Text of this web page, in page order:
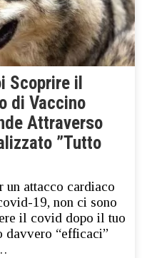
Scoprire il
di Vaccino
Attraverso
”Tutto
un attacco cardiaco
19, non ci sono
il covid dopo il tuo
davvero “efficaci”